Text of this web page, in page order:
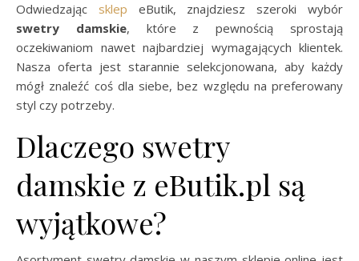
Odwiedzając sklep eButik, znajdziesz szeroki wybór
swetry damskie, które z pewnością sprostają
oczekiwaniom nawet najbardziej wymagających klientek.
Nasza oferta jest starannie selekcjonowana, aby każdy
mógł znaleźć coś dla siebe, bez względu na preferowany
styl czy potrzeby.
Dlaczego swetry
damskie z eButik.pl są
wyjątkowe?